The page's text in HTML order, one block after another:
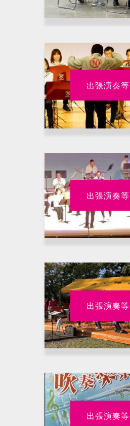
出張演奏等
出張演奏等
出張演奏等
出張演奏等